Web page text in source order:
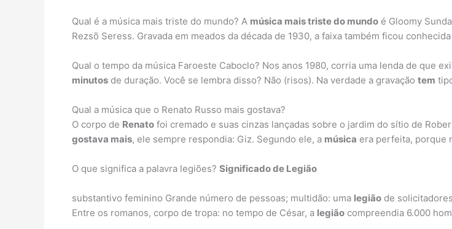
Qual é a música mais triste do mundo? A música mais triste do mundo é Gloomy
Rezsõ Seress. Gravada em meados da década de 1930, a faixa também ficou
Qual o tempo da música Faroeste Caboclo? Nos anos 1980, corria uma lenda de que
minutos de duração. Você se lembra disso? Não (risos). Na verdade a gravação tem
Qual a música que o Renato Russo mais gostava?
O corpo de Renato foi cremado e suas cinzas lançadas sobre o jardim do sítio de
gostava mais, ele sempre respondia: Giz. Segundo ele, a música era perfeita, porque
O que significa a palavra legiões? Significado de Legião
substantivo feminino Grande número de pessoas; multidão: uma legião de
Entre os romanos, corpo de tropa: no tempo de César, a legião compreendia 6.000